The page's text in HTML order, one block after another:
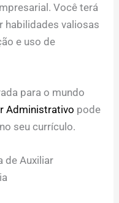
Você terá
habilidades valiosas
e uso de
para o mundo
Administrativo pode
seu currículo.
de Auxiliar